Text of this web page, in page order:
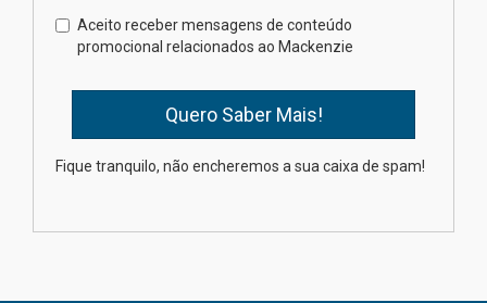
Brasília prepara seus
estudantes para o PAS antes
mesmo do Ensino Médio
na educação dos filhos além da
Aceito receber mensagens de conteúdo
promocional relacionados ao Mackenzie
Fique tranquilo, não encheremos a sua caixa de spam!